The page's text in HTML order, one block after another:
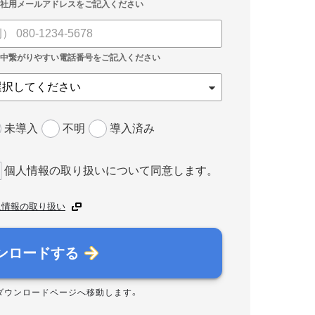
未導入 不明 導入済み
個人情報の取り扱いについて同意します。
報の取り扱い
ロードする
ウンロードページへ移動します。